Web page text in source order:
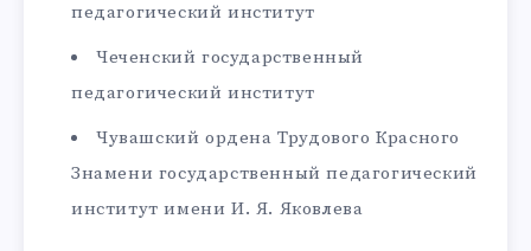
педагогический институт
Чеченский государственный
педагогический институт
Чувашский ордена Трудового Красного
Знамени государственный педагогический
институт имени И. Я. Яковлева